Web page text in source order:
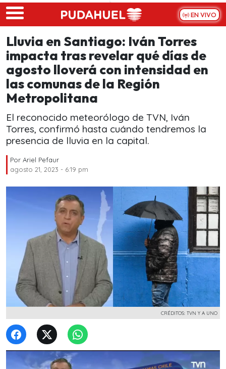
Skip to main content
EN VIVO
Lluvia en Santiago: Iván Torres
impacta tras revelar qué días de
agosto lloverá con intensidad en
las comunas de la Región
Metropolitana
El reconocido meteorólogo de TVN, Iván
Torres, confirmó hasta cuándo tendremos la
presencia de lluvia en la capital.
Por Ariel Pefaur
agosto 21, 2023 - 6:19 pm
CRÉDITOS: TVN Y A UNO